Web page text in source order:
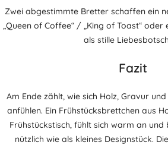
Zwei abgestimmte Bretter schaffen ein
„Queen of Coffee“ / „King of Toast“
als stille
Fazit
Am Ende zählt, wie sich Holz, Gravur
anfühlen. Ein Frühstücksbrettchen aus
Frühstückstisch, fühlt sich warm an
nützlich wie als kleines Designstück.